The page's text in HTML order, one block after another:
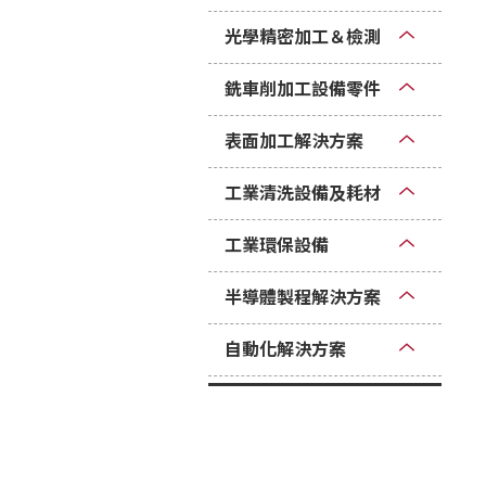
光學精密加工＆檢測
銑車削加工設備零件
表面加工解決方案
工業清洗設備及耗材
工業環保設備
半導體製程解決方案
自動化解決方案